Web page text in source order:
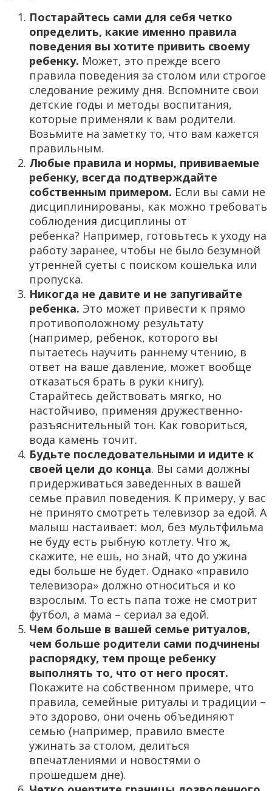
Постарайтесь сами для себя четко
определить, какие именно правила
поведения вы хотите привить своему
ребенку. Может, это прежде всего
правила поведения за столом или строгое
следование режиму дня. Вспомните свои
детские годы и методы воспитания,
которые применяли к вам родители.
Возьмите на заметку то, что вам кажется
правильным.
Любые правила и нормы, прививаемые
ребенку, всегда подтверждайте
собственным примером. Если вы сами не
дисциплинированы, как можно требовать
соблюдения дисциплины от
ребенка? Например, готовьтесь к уходу на
работу заранее, чтобы не было безумной
утренней суеты с поиском кошелька или
пропуска.
Никогда не давите и не запугивайте
ребенка. Это может привести к прямо
противоположному результату
(например, ребенок, которого вы
пытаетесь научить раннему чтению, в
ответ на ваше давление, может вообще
отказаться брать в руки книгу).
Старайтесь действовать мягко, но
настойчиво, применяя дружественно-
разъяснительный тон. Как говориться,
вода камень точит.
Будьте последовательными и идите к
своей цели до конца. Вы сами должны
придерживаться заведенных в вашей
семье правил поведения. К примеру, у вас
не принято смотреть телевизор за едой. А
малыш настаивает: мол, без мультфильма
не буду есть рыбную котлету. Что ж,
скажите, не ешь, но знай, что до ужина
еды больше не будет. Однако «правило
телевизора» должно относиться и ко
взрослым. То есть папа тоже не смотрит
футбол, а мама – сериал за едой.
Чем больше в вашей семье ритуалов,
чем больше родители сами подчинены
распорядку, тем проще ребенку
выполнять то, что от него просят.
Покажите на собственном примере, что
правила, семейные ритуалы и традиции –
это здорово, они очень объединяют
семью (например, правило вместе
ужинать за столом, делиться
впечатлениями и новостями о
прошедшем дне).